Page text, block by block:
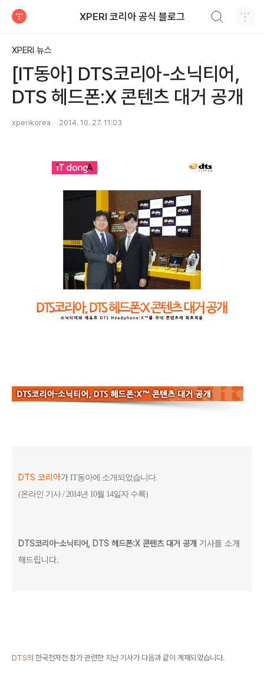
XPERI 코리아 공식 블로그
XPERI 뉴스
[IT동아] DTS코리아-소닉티어,
DTS 헤드폰:X 콘텐츠 대거 공개
xperikorea 2014. 10. 27. 11:03
DTS 코리아가 IT동아에 소개되었습니다.
(온라인 기사 / 2014년 10월 14일자 수록)
DTS코리아-소닉티어, DTS 헤드폰:X 콘텐츠 대거 공개 기사를 소개
해드립니다.
DTS의 한국전자전 참가 관련한 지난 기사가 다음과 같이 게재되었습니다.